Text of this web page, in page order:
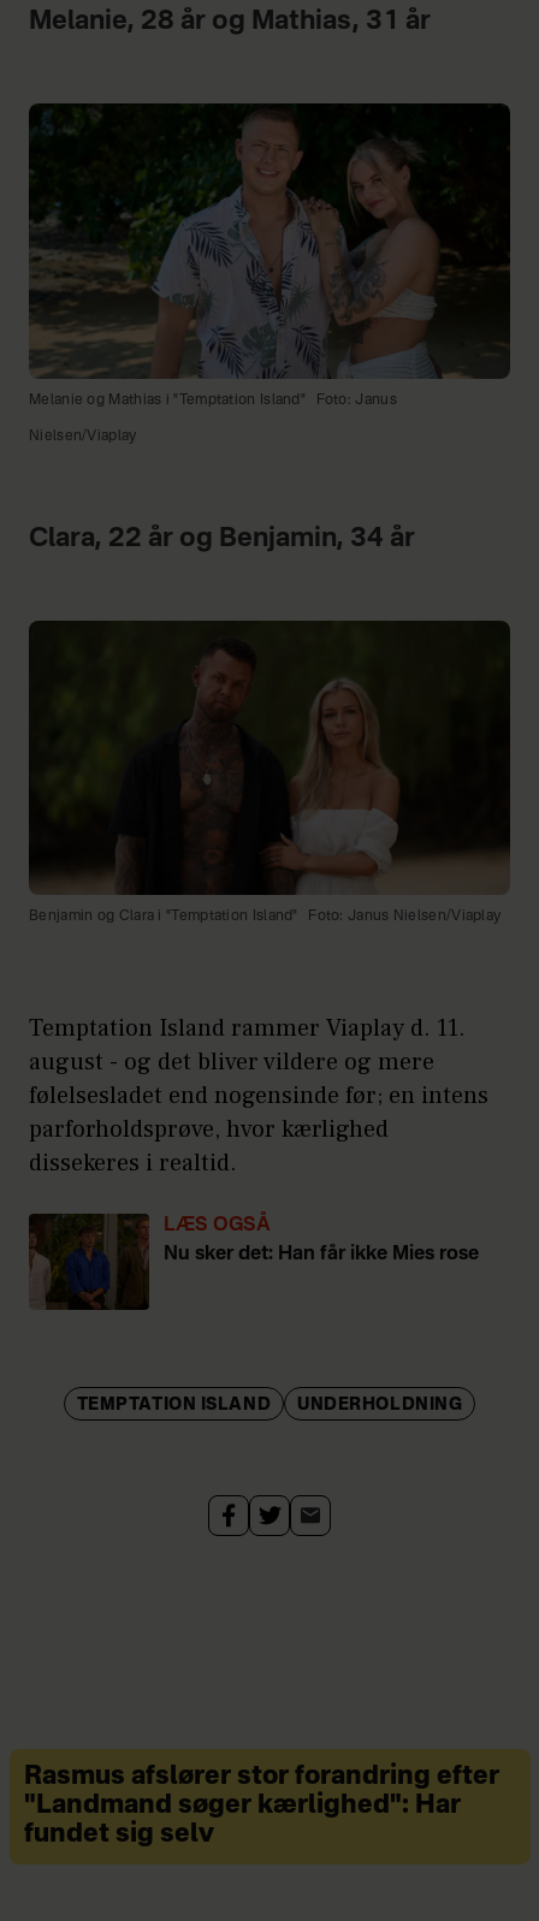
Melanie, 28 år og Mathias, 31 år
Melanie og Mathias i "Temptation Island" Foto: Janus
Nielsen/Viaplay
Clara, 22 år og Benjamin, 34 år
Benjamin og Clara i "Temptation Island" Foto: Janus Nielsen/Viaplay
Temptation Island rammer Viaplay d. 11.
august - og det bliver vildere og mere
følelsesladet end nogensinde før; en intens
parforholdsprøve, hvor kærlighed
dissekeres i realtid.
LÆS OGSÅ
Nu sker det: Han får ikke Mies rose
TEMPTATION ISLAND UNDERHOLDNING
Rasmus afslører stor forandring efter
"Landmand søger kærlighed": Har
fundet sig selv